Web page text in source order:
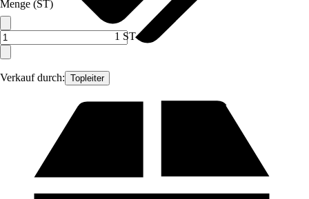
Verkauf durch: Topleiter
Menge (ST)
1 ST